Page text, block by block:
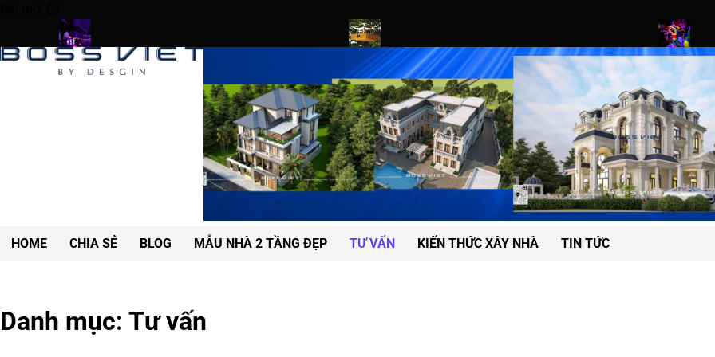
content
Art Exhibit Uses VR to Recreate Lost Ancient Cities Drone Deliveries Expand to Remote Mountain Villages Fashion
HOME CHIA SẺ BLOG MẪU NHÀ 2 TẦNG ĐẸP TƯ VẤN KIẾN THỨC XÂY NHÀ TIN TỨC
Danh mục: Tư vấn